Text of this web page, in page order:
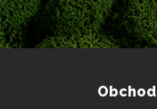
Obchod